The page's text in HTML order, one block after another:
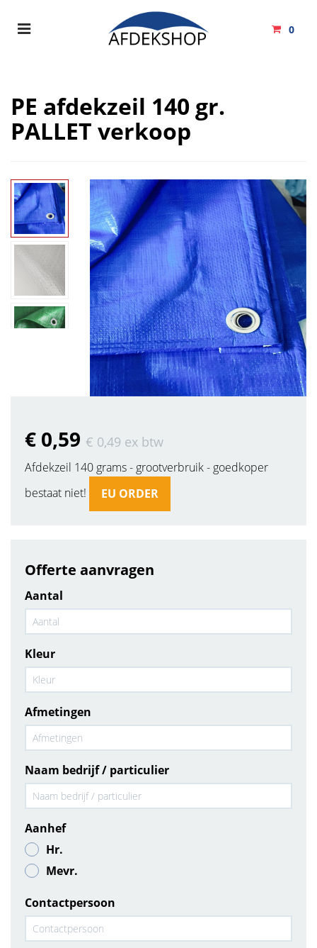
Toggle
0
Uw winkelwagen is leeg.
PE afdekzeil 140 gr.
PALLET verkoop
€ 0,59 € 0,49 ex btw
Afdekzeil 140 grams - grootverbruik - goedkoper
bestaat niet!
EU ORDER
Offerte aanvragen
Aantal
Kleur
Afmetingen
Naam bedrijf / particulier
Aanhef
Hr.
Mevr.
Contactpersoon